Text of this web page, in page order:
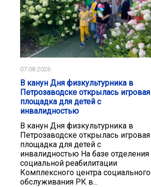
07.08.2026
В канун Дня физкультурника в
Петрозаводске открылась игровая
площадка для детей с
инвалидностью
В канун Дня физкультурника в
Петрозаводске открылась игровая
площадка для детей с
инвалидностью На базе отделения
социальной реабилитации
Комплексного центра социального
обслуживания РК в...